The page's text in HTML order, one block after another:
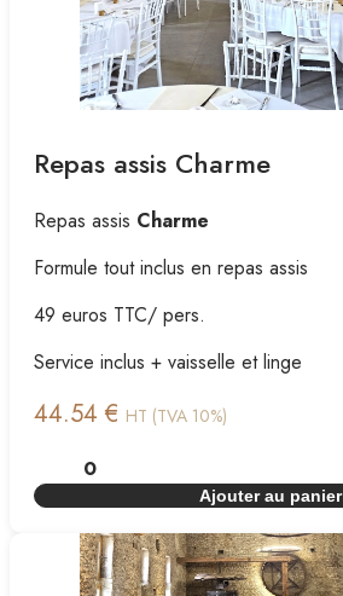
Repas assis Charme
Repas assis Charme
Formule tout inclus en repas assis
49 euros TTC/ pers.
Service inclus + vaisselle et linge
44.54 € HT (TVA 10%)
Ajouter au panier